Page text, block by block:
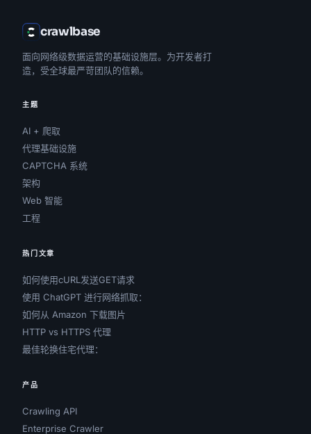
crawlbase
面向网络级数据运营的基础设施层。为开发者打
造，受全球最严苛团队的信赖。
主题
AI + 爬取
代理基础设施
CAPTCHA 系统
架构
Web 智能
工程
热门文章
如何使用cURL发送GET请求
使用 ChatGPT 进行网络抓取：
如何从 Amazon 下载图片
HTTP vs HTTPS 代理
最佳轮换住宅代理：
产品
Crawling API
Enterprise Crawler